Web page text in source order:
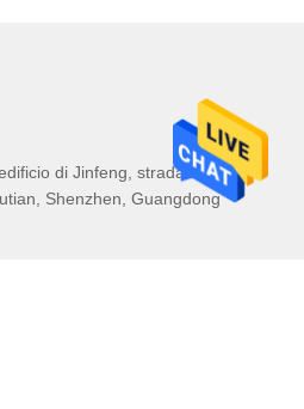
di Jinfeng, strada del sud di
Shenzhen, Guangdong